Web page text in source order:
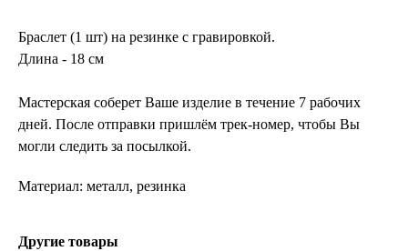
Браслет (1 шт) на резинке с гравировкой.
Длина - 18 см
Мастерская соберет Ваше изделие в течение 7 рабочих
дней. После отправки пришлём трек-номер, чтобы Вы
могли следить за посылкой.
Материал: металл, резинка
Другие товары